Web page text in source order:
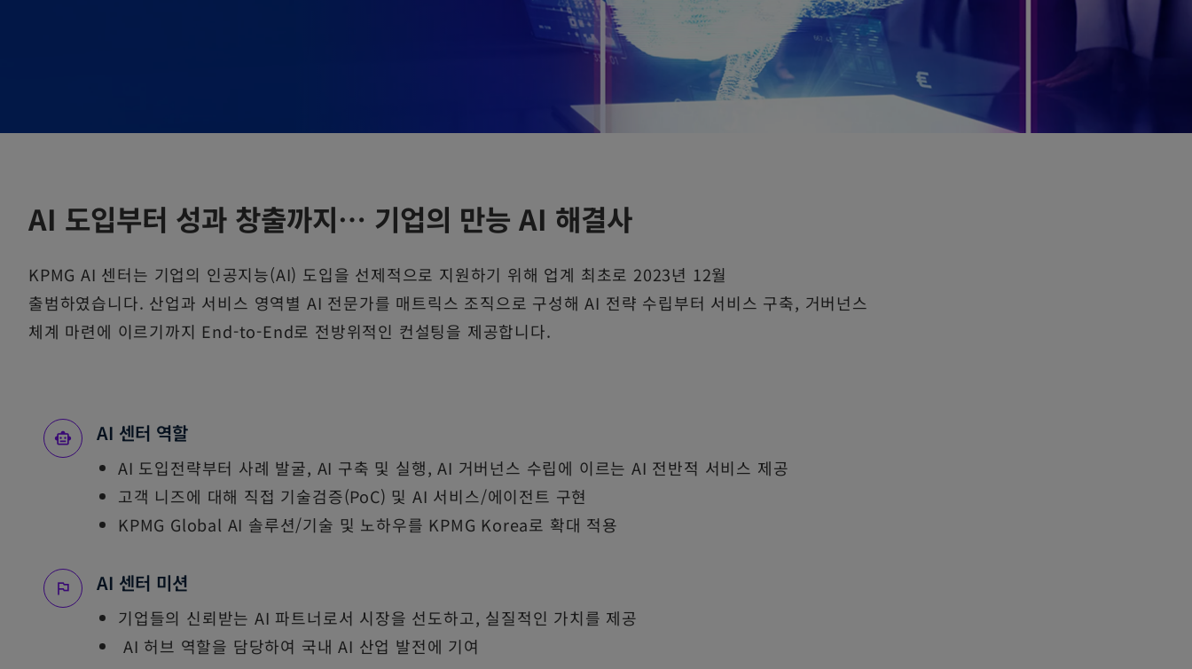
AI 도입부터 성과 창출까지… 기업의 만능 AI 해결사
KPMG AI 센터는 기업의 인공지능(AI) 도입을 선제적으로 지원하기 위해 업계 최초로 2023년 12월
출범하였습니다. 산업과 서비스 영역별 AI 전문가를 매트릭스 조직으로 구성해 AI 전략 수립부터 서비스 구축, 거버넌스
체계 마련에 이르기까지 End-to-End로 전방위적인 컨설팅을 제공합니다.
AI 센터 역할
AI 도입전략부터 사례 발굴, AI 구축 및 실행, AI 거버넌스 수립에 이르는 AI 전반적 서비스 제공
고객 니즈에 대해 직접 기술검증(PoC) 및 AI 서비스/에이전트 구현
KPMG Global AI 솔루션/기술 및 노하우를 KPMG Korea로 확대 적용
AI 센터 미션
기업들의 신뢰받는 AI 파트너로서 시장을 선도하고, 실질적인 가치를 제공
AI 허브 역할을 담당하여 국내 AI 산업 발전에 기여